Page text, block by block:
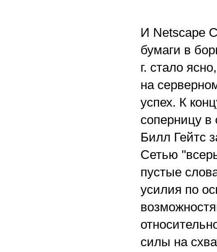
И Netscape
бумаги в
г. стало
на
успех. К
соперницу в
Билл Гейтс
Сетью
пустые
усилия по
силы на